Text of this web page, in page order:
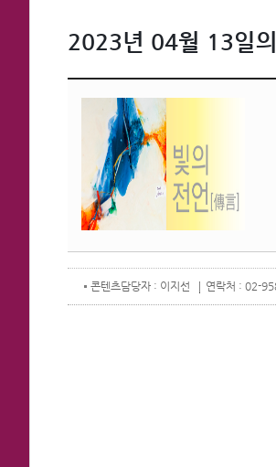
2023년 04월 13일
콘텐츠담당자 : 이지선 연락처 : 02-